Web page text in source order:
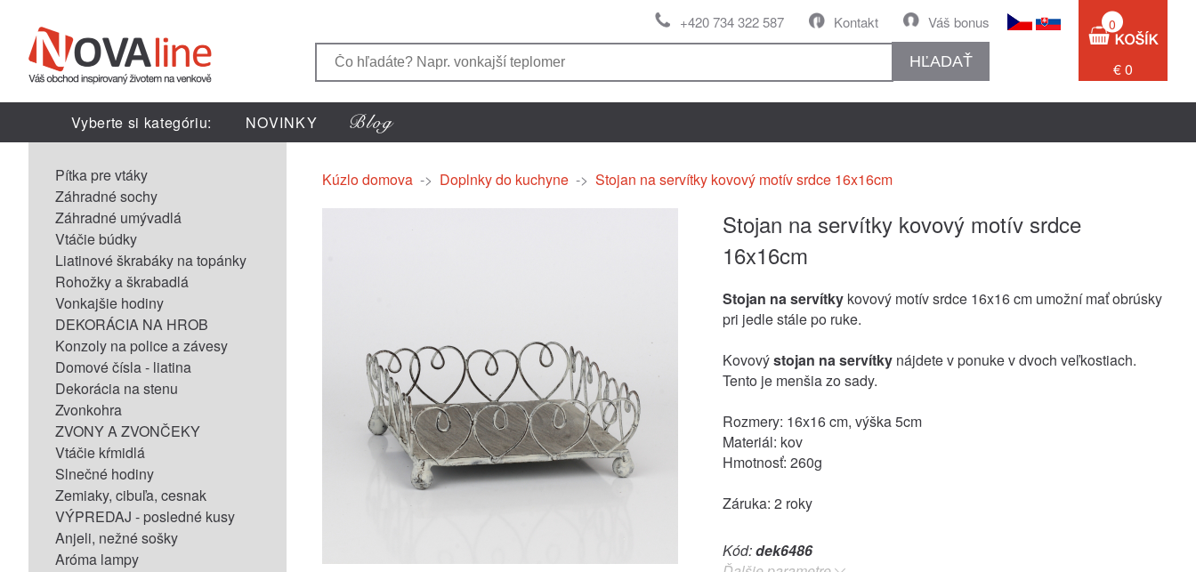
Váš bonus
Kontakt
+420 734 322 587
HĽADAŤ
0
€ 0
Vyberte si kategóriu: NOVINKY
Pítka pre vtáky
Záhradné sochy
Záhradné umývadlá
Vtáčie búdky
Liatinové škrabáky na topánky
Rohožky a škrabadlá
Vonkajšie hodiny
DEKORÁCIA NA HROB
Konzoly na police a závesy
Domové čísla - liatina
Dekorácia na stenu
Zvonkohra
ZVONY A ZVONČEKY
Vtáčie kŕmidlá
Slnečné hodiny
Zemiaky, cibuľa, cesnak
VÝPREDAJ - posledné kusy
Anjeli, nežné sošky
Aróma lampy
Kúzlo domova -> Doplnky do kuchyne -> Stojan na servítky kovový motív srdce 16x16cm
Stojan na servítky kovový motív srdce
16x16cm
Stojan na servítky kovový motív srdce 16x16 cm umožní mať obrúsky
pri jedle stále po ruke.
Kovovýstojan na servítky nájdete v ponuke v dvoch veľkostiach.
Tento je menšia zo sady.
Rozmery: 16x16 cm, výška 5cm
Materiál: kov
Hmotnosť: 260g
Záruka: 2 roky
Kód:dek6486